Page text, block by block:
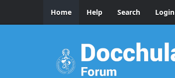
Home Help Search Login